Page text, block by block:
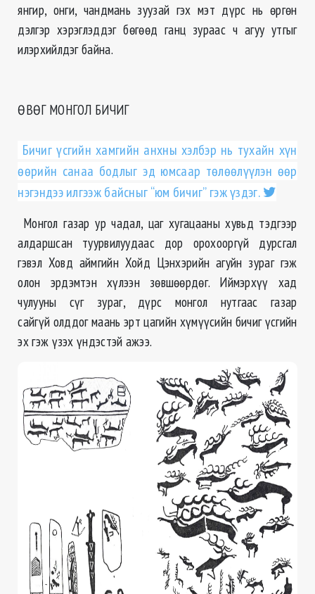
янгир, онги, чандмань зуузай гэх мэт дүрс нь өргөн
дэлгэр хэрэглэддэг бөгөөд ганц зураас ч агуу утгыг
илэрхийлдэг байна.
ӨВӨГ МОНГОЛ БИЧИГ
Бичиг үсгийн хамгийн анхны хэлбэр нь тухайн хүн
өөрийн санаа бодлыг эд юмсаар төлөөлүүлэн өөр
нэгэндээ илгээж байсныг “юм бичиг” гэж үздэг.
Монгол газар ур чадал, цаг хугацааны хувьд тэдгээр
алдаршсан туурвилуудаас дор орохооргүй дурсгал
гэвэл Ховд аймгийн Хойд Цэнхэрийн агуйн зураг гэж
олон эрдэмтэн хүлээн зөвшөөрдөг. Иймэрхүү хад
чулууны сүг зураг, дүрс монгол нутгаас газар
сайгүй олддог маань эрт цагийн хүмүүсийн бичиг үсгийн
эх гэж үзэх үндэстэй ажээ.